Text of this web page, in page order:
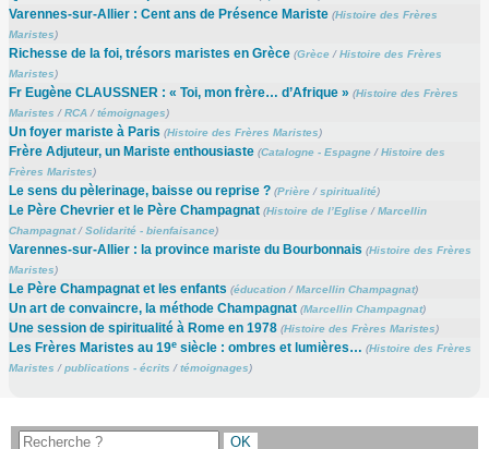
Varennes-sur-Allier : Cent ans de Présence Mariste (Histoire des Frères
Maristes)
Richesse de la foi, trésors maristes en Grèce (Grèce/Histoire des Frères
Maristes)
Fr Eugène CLAUSSNER : « Toi, mon frère… d’Afrique » (Histoire des Frères
Maristes /RCA/témoignages)
Un foyer mariste à Paris (Histoire des Frères Maristes)
Frère Adjuteur, un Mariste enthousiaste (Catalogne - Espagne/Histoire des
Frères Maristes)
Le sens du pèlerinage, baisse ou reprise ? (Prière/spiritualité)
Le Père Chevrier et le Père Champagnat (Histoire de l’Eglise/Marcellin
Champagnat/Solidarité - bienfaisance)
Varennes-sur-Allier : la province mariste du Bourbonnais (Histoire des Frères
Maristes)
Le Père Champagnat et les enfants (éducation/Marcellin Champagnat)
Un art de convaincre, la méthode Champagnat (Marcellin Champagnat)
Une session de spiritualité à Rome en 1978 (Histoire des Frères Maristes)
Les Frères Maristes au 19esiècle : ombres et lumières… (Histoire des Frères
Maristes /publications - écrits /témoignages)